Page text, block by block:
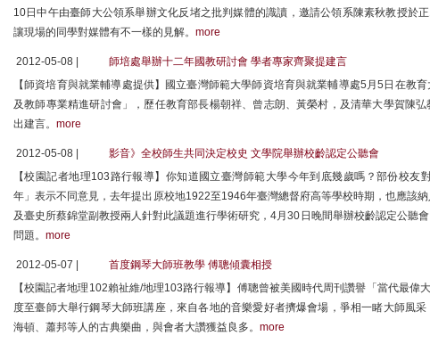
10日中午由臺師大公領系舉辦文化反堵之批判媒體的識讀，邀請公領系陳素秋教授於
讓現場的同學對媒體有不一樣的見解。 more
2012-05-08 |
師培處舉辦十二年國教研討會 學者專家齊聚提建言
【師資培育與就業輔導處提供】國立臺灣師範大學師資培育與就業輔導處5月5日在教育
及教師專業精進研討會」，歷任教育部長楊朝祥、曾志朗、黃榮村，及清華大學賀陳弘
出建言。 more
2012-05-08 |
影音》全校師生共同決定校史 文學院舉辦校齡認定公聽會
【校園記者地理103路行報導】你知道國立臺灣師範大學今年到底幾歲嗎？部份校友
年」表示不同意見，去年提出原校地1922至1946年臺灣總督府高等學校時期，也應該納
及臺史所蔡錦堂副教授兩人針對此議題進行學術研究，4月30日晚間舉辦校齡認定公聽會
問題。 more
2012-05-07 |
首度鋼琴大師班教學 傅聰傾囊相授
【校園記者地理102賴祉維/地理103路行報導】傅聰曾被美國時代周刊讚譽「當代最偉
度至臺師大舉行鋼琴大師班講座，來自各地的音樂愛好者擠爆會場，爭相一睹大師風采
海頓、蕭邦等人的古典樂曲，與會者大讚獲益良多。 more